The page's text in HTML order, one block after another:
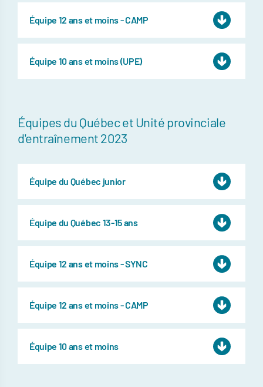
Équipe 12 ans et moins - CAMP
Équipe 10 ans et moins (UPE)
Équipes du Québec et Unité provinciale
d'entraînement 2023
Équipe du Québec junior
Équipe du Québec 13-15 ans
Équipe 12 ans et moins - SYNC
Équipe 12 ans et moins - CAMP
Équipe 10 ans et moins